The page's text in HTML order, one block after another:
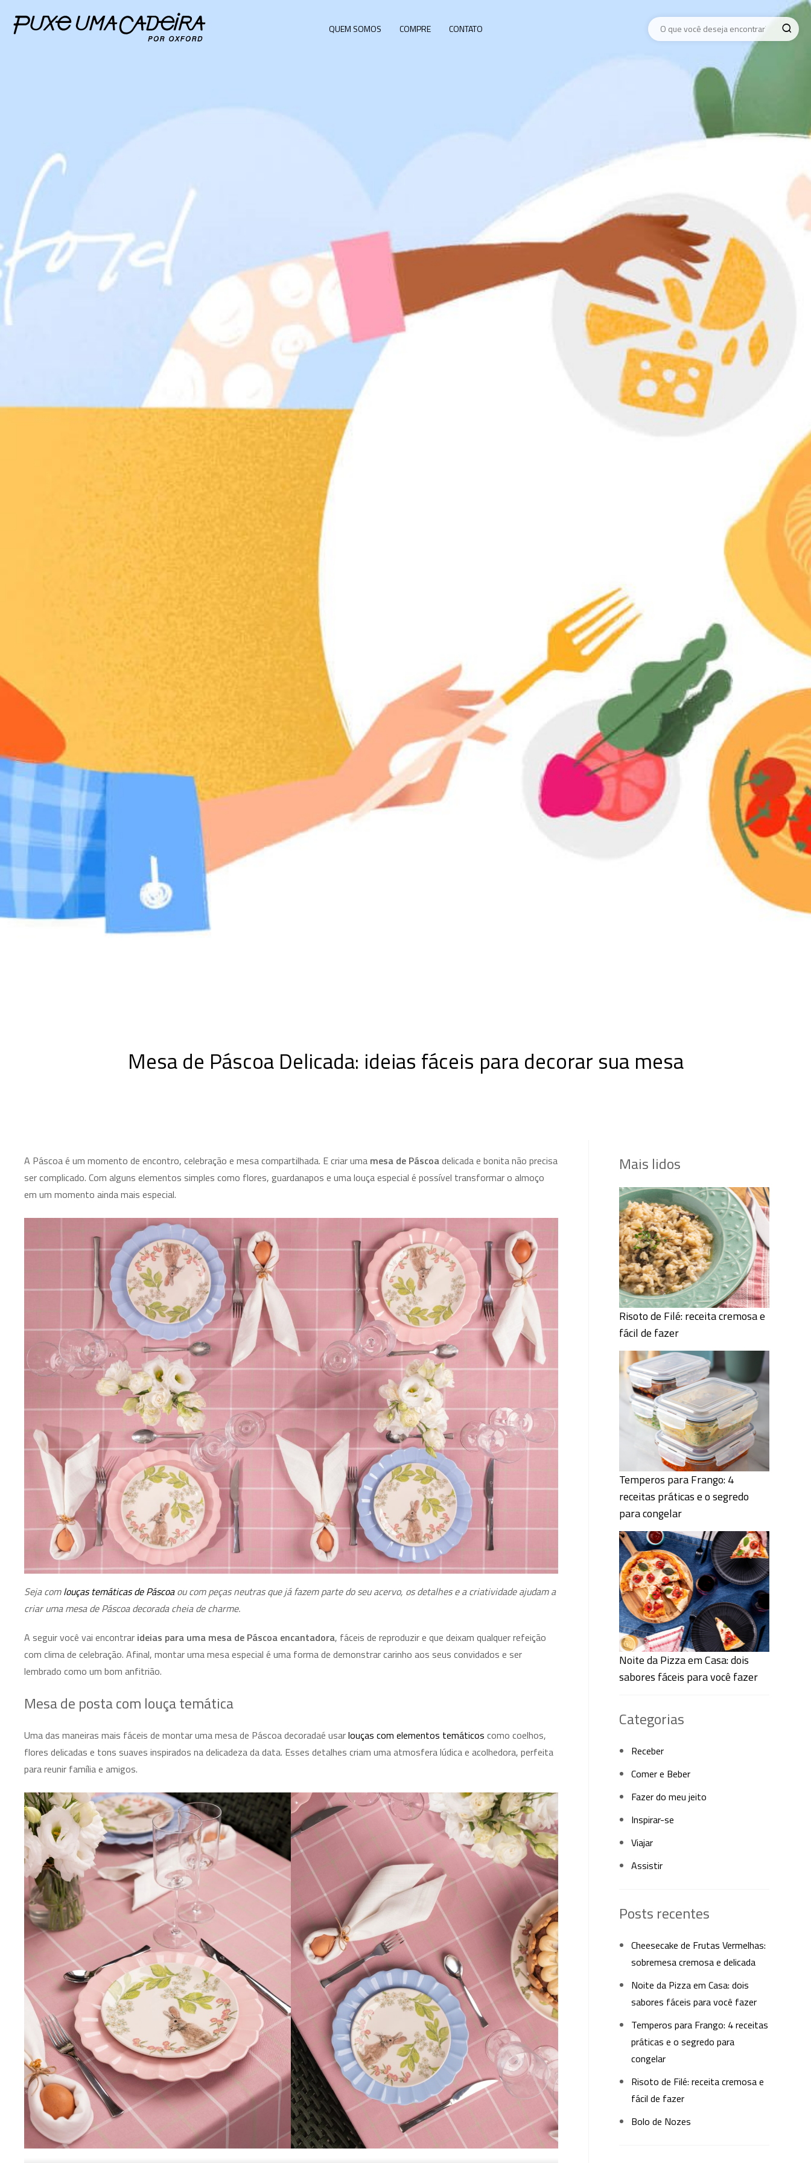
QUEM SOMOS COMPRE CONTATO
Mesa de Páscoa Delicada: ideias fáceis para decorar sua mesa
A Páscoa é um momento de encontro, celebração e mesa compartilhada. E criar uma mesa de Páscoadelicada e bonita não precisa
ser complicado. Com alguns elementos simples como flores, guardanapos e uma louça especial é possível transformar o almoço
em um momento ainda mais especial.
Seja comlouças temáticas de Páscoaou com peças neutras que já fazem parte do seu acervo, os detalhes e a criatividade ajudam a
criar uma mesa de Páscoa decorada cheia de charme.
A seguir você vai encontrar ideias para uma mesa de Páscoa encantadora, fáceis de reproduzir e que deixam qualquer refeição
com clima de celebração. Afinal, montar uma mesa especial é uma forma de demonstrar carinho aos seus convidados e ser
lembrado como um bom anfitrião.
Mesa de posta com louça temática
Uma das maneiras mais fáceis de montar uma mesa de Páscoa decoradaé usarlouças com elementos temáticos como coelhos,
flores delicadas e tons suaves inspirados na delicadeza da data. Esses detalhes criam uma atmosfera lúdica e acolhedora, perfeita
para reunir família e amigos.
Mais lidos
Risoto de Filé: receita cremosa e
fácil de fazer
Temperos para Frango: 4
receitas práticas e o segredo
para congelar
Noite da Pizza em Casa: dois
sabores fáceis para você fazer
Categorias
Receber
Comer e Beber
Fazer do meu jeito
Inspirar-se
Viajar
Assistir
Posts recentes
Cheesecake de Frutas Vermelhas:
sobremesa cremosa e delicada
Noite da Pizza em Casa: dois
sabores fáceis para você fazer
Temperos para Frango: 4 receitas
práticas e o segredo para
congelar
Risoto de Filé: receita cremosa e
fácil de fazer
Bolo de Nozes